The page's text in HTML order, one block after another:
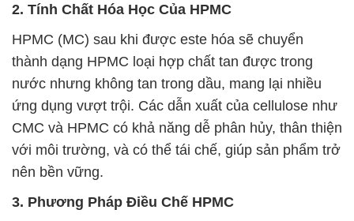
2. Tính Chất Hóa Học Của HPMC
HPMC (MC) sau khi được este hóa sẽ chuyển
thành dạng HPMC loại hợp chất tan được trong
nước nhưng không tan trong dầu, mang lại nhiều
ứng dụng vượt trội. Các dẫn xuất của cellulose như
CMC và HPMC có khả năng dễ phân hủy, thân thiện
với môi trường, và có thể tái chế, giúp sản phẩm trở
nên bền vững.
3. Phương Pháp Điều Chế HPMC